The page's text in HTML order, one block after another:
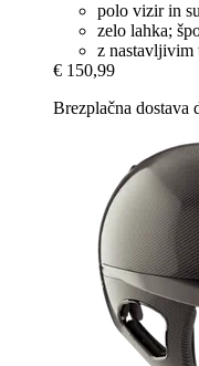
polo vizir in
zelo lahka;
z nastavljivim
€ 150,99
Brezplačna dostava